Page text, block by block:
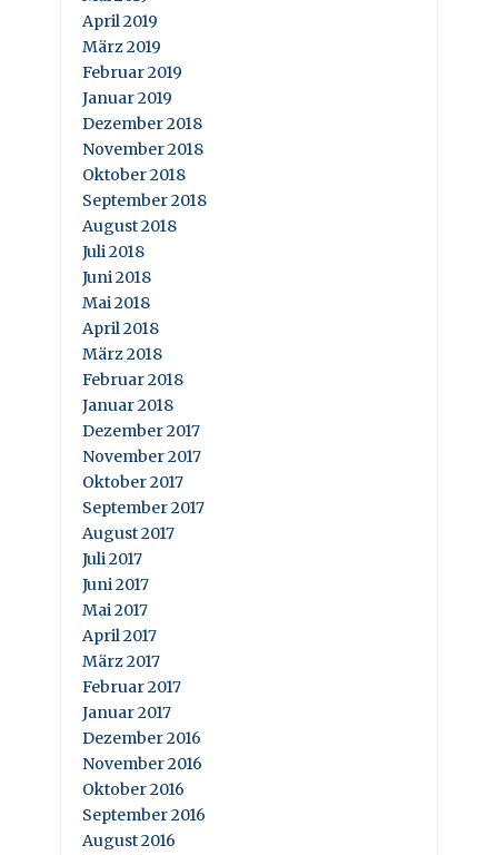
April 2019
März 2019
Februar 2019
Januar 2019
Dezember 2018
November 2018
Oktober 2018
September 2018
August 2018
Juli 2018
Juni 2018
Mai 2018
April 2018
März 2018
Februar 2018
Januar 2018
Dezember 2017
November 2017
Oktober 2017
September 2017
August 2017
Juli 2017
Juni 2017
Mai 2017
April 2017
März 2017
Februar 2017
Januar 2017
Dezember 2016
November 2016
Oktober 2016
September 2016
August 2016